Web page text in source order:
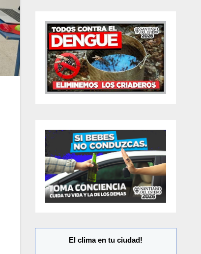
El clima en tu ciudad!